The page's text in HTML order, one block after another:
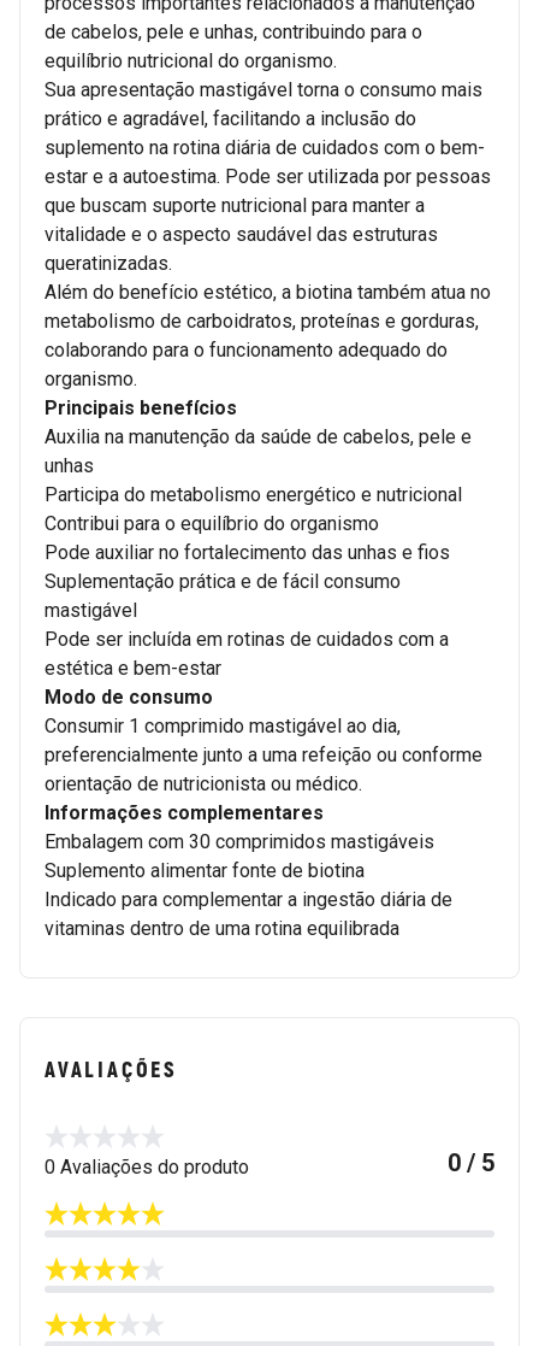
de cabelos, pele e unhas, contribuindo para o
equilíbrio nutricional do organismo.
Sua apresentação mastigável torna o consumo mais
prático e agradável, facilitando a inclusão do
suplemento na rotina diária de cuidados com o bem-
estar e a autoestima. Pode ser utilizada por pessoas
que buscam suporte nutricional para manter a
vitalidade e o aspecto saudável das estruturas
queratinizadas.
Além do benefício estético, a biotina também atua no
metabolismo de carboidratos, proteínas e gorduras,
colaborando para o funcionamento adequado do
organismo.
Principais benefícios
Auxilia na manutenção da saúde de cabelos, pele e
unhas
Participa do metabolismo energético e nutricional
Contribui para o equilíbrio do organismo
Pode auxiliar no fortalecimento das unhas e fios
Suplementação prática e de fácil consumo
mastigável
Pode ser incluída em rotinas de cuidados com a
estética e bem-estar
Modo de consumo
Consumir 1 comprimido mastigável ao dia,
preferencialmente junto a uma refeição ou conforme
orientação de nutricionista ou médico.
Informações complementares
Embalagem com 30 comprimidos mastigáveis
Suplemento alimentar fonte de biotina
Indicado para complementar a ingestão diária de
vitaminas dentro de uma rotina equilibrada
AVALIAÇÕES
0 Avaliações do produto 0 / 5